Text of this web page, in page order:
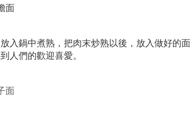
面
入鍋中煮熟，把肉末炒熟以後，放入做好的
人們的歡迎喜愛。
面